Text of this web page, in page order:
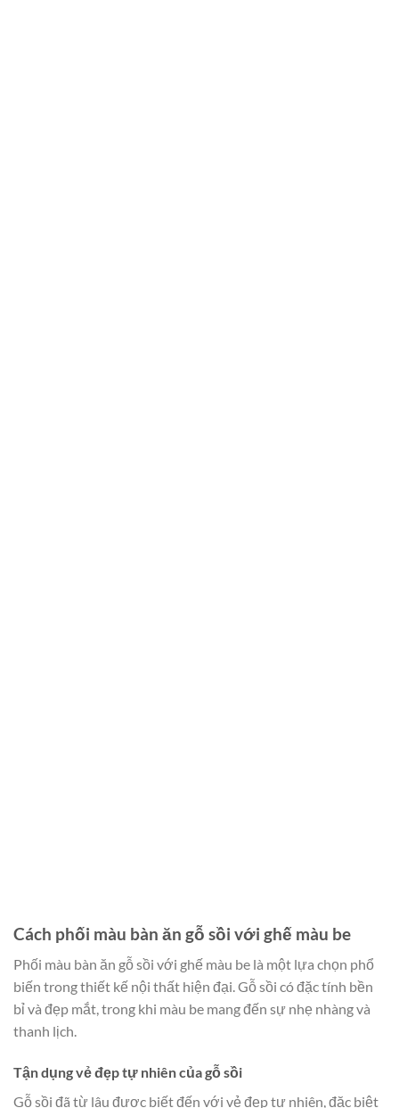
Cách phối màu bàn ăn gỗ sồi với ghế màu be
Phối màu bàn ăn gỗ sồi với ghế màu be là một lựa chọn phổ
biến trong thiết kế nội thất hiện đại. Gỗ sồi có đặc tính bền
bỉ và đẹp mắt, trong khi màu be mang đến sự nhẹ nhàng và
thanh lịch.
Tận dụng vẻ đẹp tự nhiên của gỗ sồi
Gỗ sồi đã từ lâu được biết đến với vẻ đẹp tự nhiên, đặc biệt